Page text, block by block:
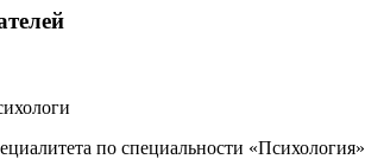
по специальности «Психология»